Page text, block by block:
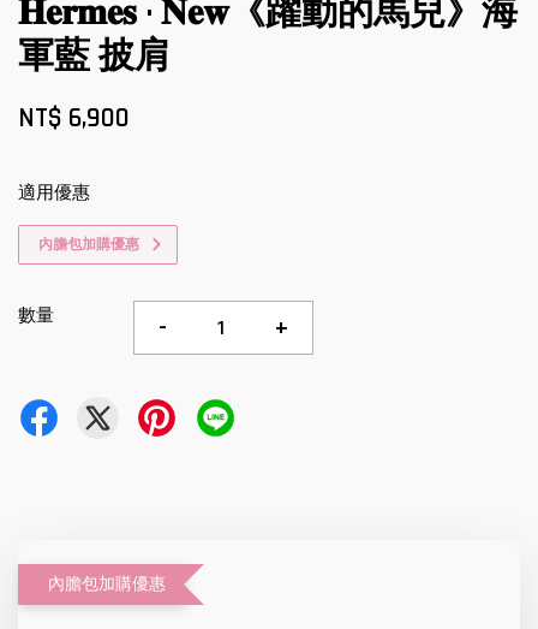
𝐇𝐞𝐫𝐦𝐞𝐬 · 𝐍𝐞𝐰《躍動的馬兒》海
軍藍 披肩
NT$ 6,900
適用優惠
內膽包加購優惠
數量 - +
內膽包加購優惠